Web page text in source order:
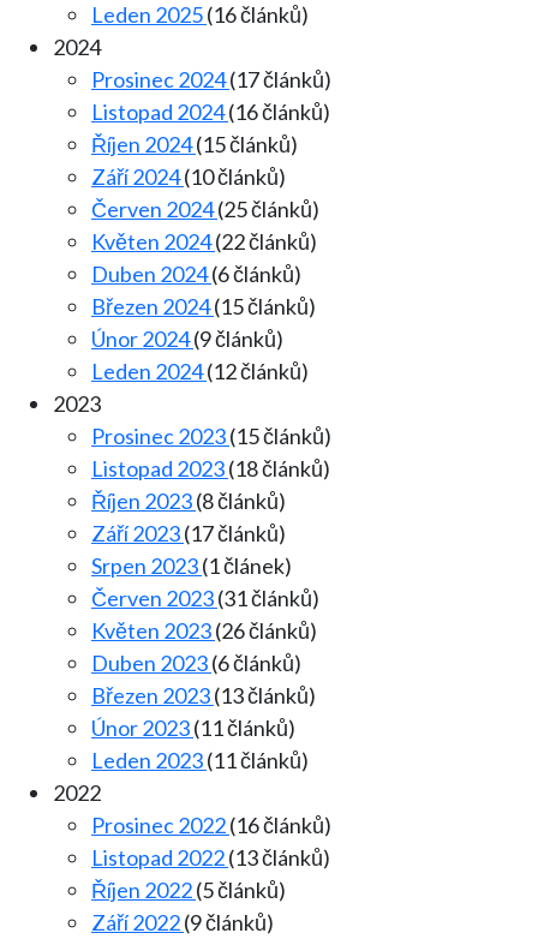
Leden 2025(16 článků)
2024
Prosinec 2024(17 článků)
Listopad 2024(16 článků)
Říjen 2024(15 článků)
Září 2024(10 článků)
Červen 2024(25 článků)
Květen 2024(22 článků)
Duben 2024(6 článků)
Březen 2024(15 článků)
Únor 2024(9 článků)
Leden 2024(12 článků)
2023
Prosinec 2023(15 článků)
Listopad 2023(18 článků)
Říjen 2023(8 článků)
Září 2023(17 článků)
Srpen 2023(1 článek)
Červen 2023(31 článků)
Květen 2023(26 článků)
Duben 2023(6 článků)
Březen 2023(13 článků)
Únor 2023(11 článků)
Leden 2023(11 článků)
2022
Prosinec 2022(16 článků)
Listopad 2022(13 článků)
Říjen 2022(5 článků)
Září 2022(9 článků)